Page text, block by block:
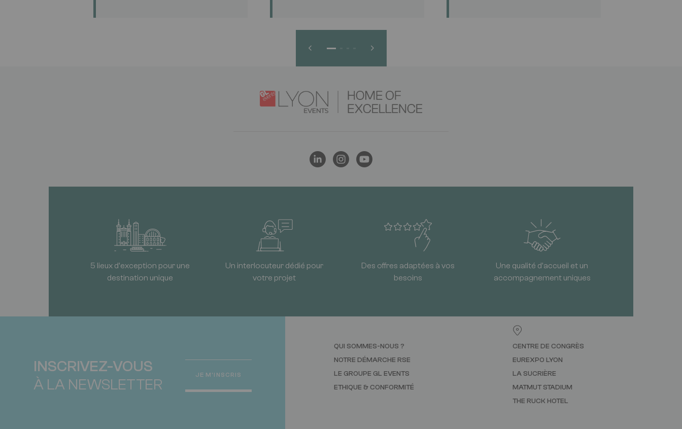
Logo
Image
5 lieux d'exception pour une
destination unique
Un interlocuteur dédié pour
votre projet
Des offres adaptées à vos
besoins
Une qualité d'accueil et un
accompagnement uniques
INSCRIVEZ-VOUS
À LA NEWSLETTER
JE M'INSCRIS
QUI SOMMES-NOUS ?
NOTRE DÉMARCHE RSE
LE GROUPE GL EVENTS
ETHIQUE & CONFORMITÉ
CENTRE DE CONGRÈS
EUREXPO LYON
LA SUCRIÈRE
MATMUT STADIUM
THE RUCK HOTEL